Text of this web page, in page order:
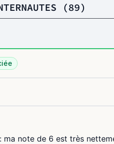
(89)
ma note de 6 est très